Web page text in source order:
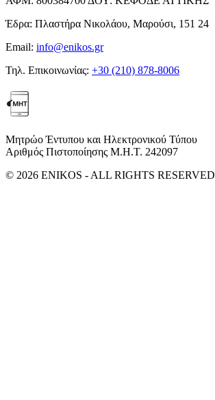
Έδρα: Πλαστήρα Νικολάου, Μαρούσι, 151 24
Email: info@enikos.gr
Τηλ. Επικοινωνίας: +30 (210) 878-8006
Μητρώο Έντυπου και Ηλεκτρονικού Τύπου
Αριθμός Πιστοποίησης Μ.Η.Τ. 242097
© 2026 ENIKOS - ALL RIGHTS RESERVED